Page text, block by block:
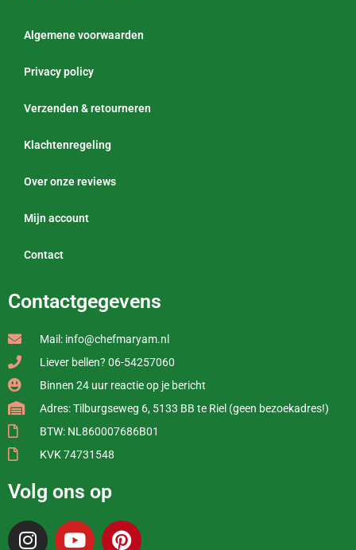
Algemene voorwaarden
Privacy policy
Verzenden & retourneren
Klachtenregeling
Over onze reviews
Mijn account
Contact
Contactgegevens
Mail: info@chefmaryam.nl
Liever bellen? 06-54257060
Binnen 24 uur reactie op je bericht
Adres: Tilburgseweg 6, 5133 BB te Riel (geen bezoekadres!)
BTW: NL860007686B01
KVK 74731548
Volg ons op
I
Y
P